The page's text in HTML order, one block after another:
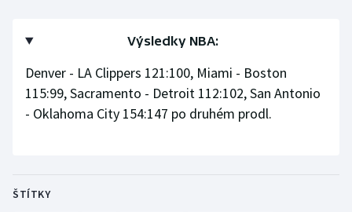
Rychlostní kanoistika
Short track
Sportovní střelba
Triatlon
Výsledky NBA:
Denver - LA Clippers 121:100, Miami - Boston
115:99, Sacramento - Detroit 112:102, San Antonio
- Oklahoma City 154:147 po druhém prodl.
ŠTÍTKY